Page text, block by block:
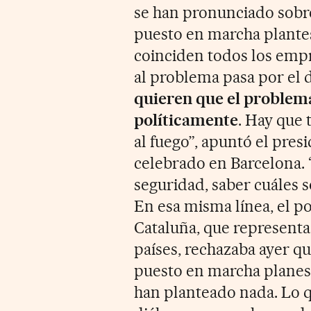
se han pronunciado
puesto en marcha
coinciden todos los
al problema pasa por el
quieren que el
políticamente. Hay que
al fuego”, apuntó el
celebrado en
seguridad, saber cuáles
En esa misma línea, el
Cataluña, que
países, rechazaba ayer
puesto en marcha
han planteado nada. Lo